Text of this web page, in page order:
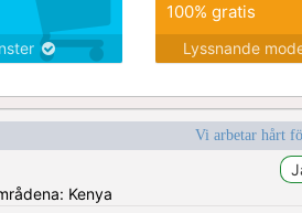
100% gratis
Lyssnande
Vi arbetar hårt
Kenya